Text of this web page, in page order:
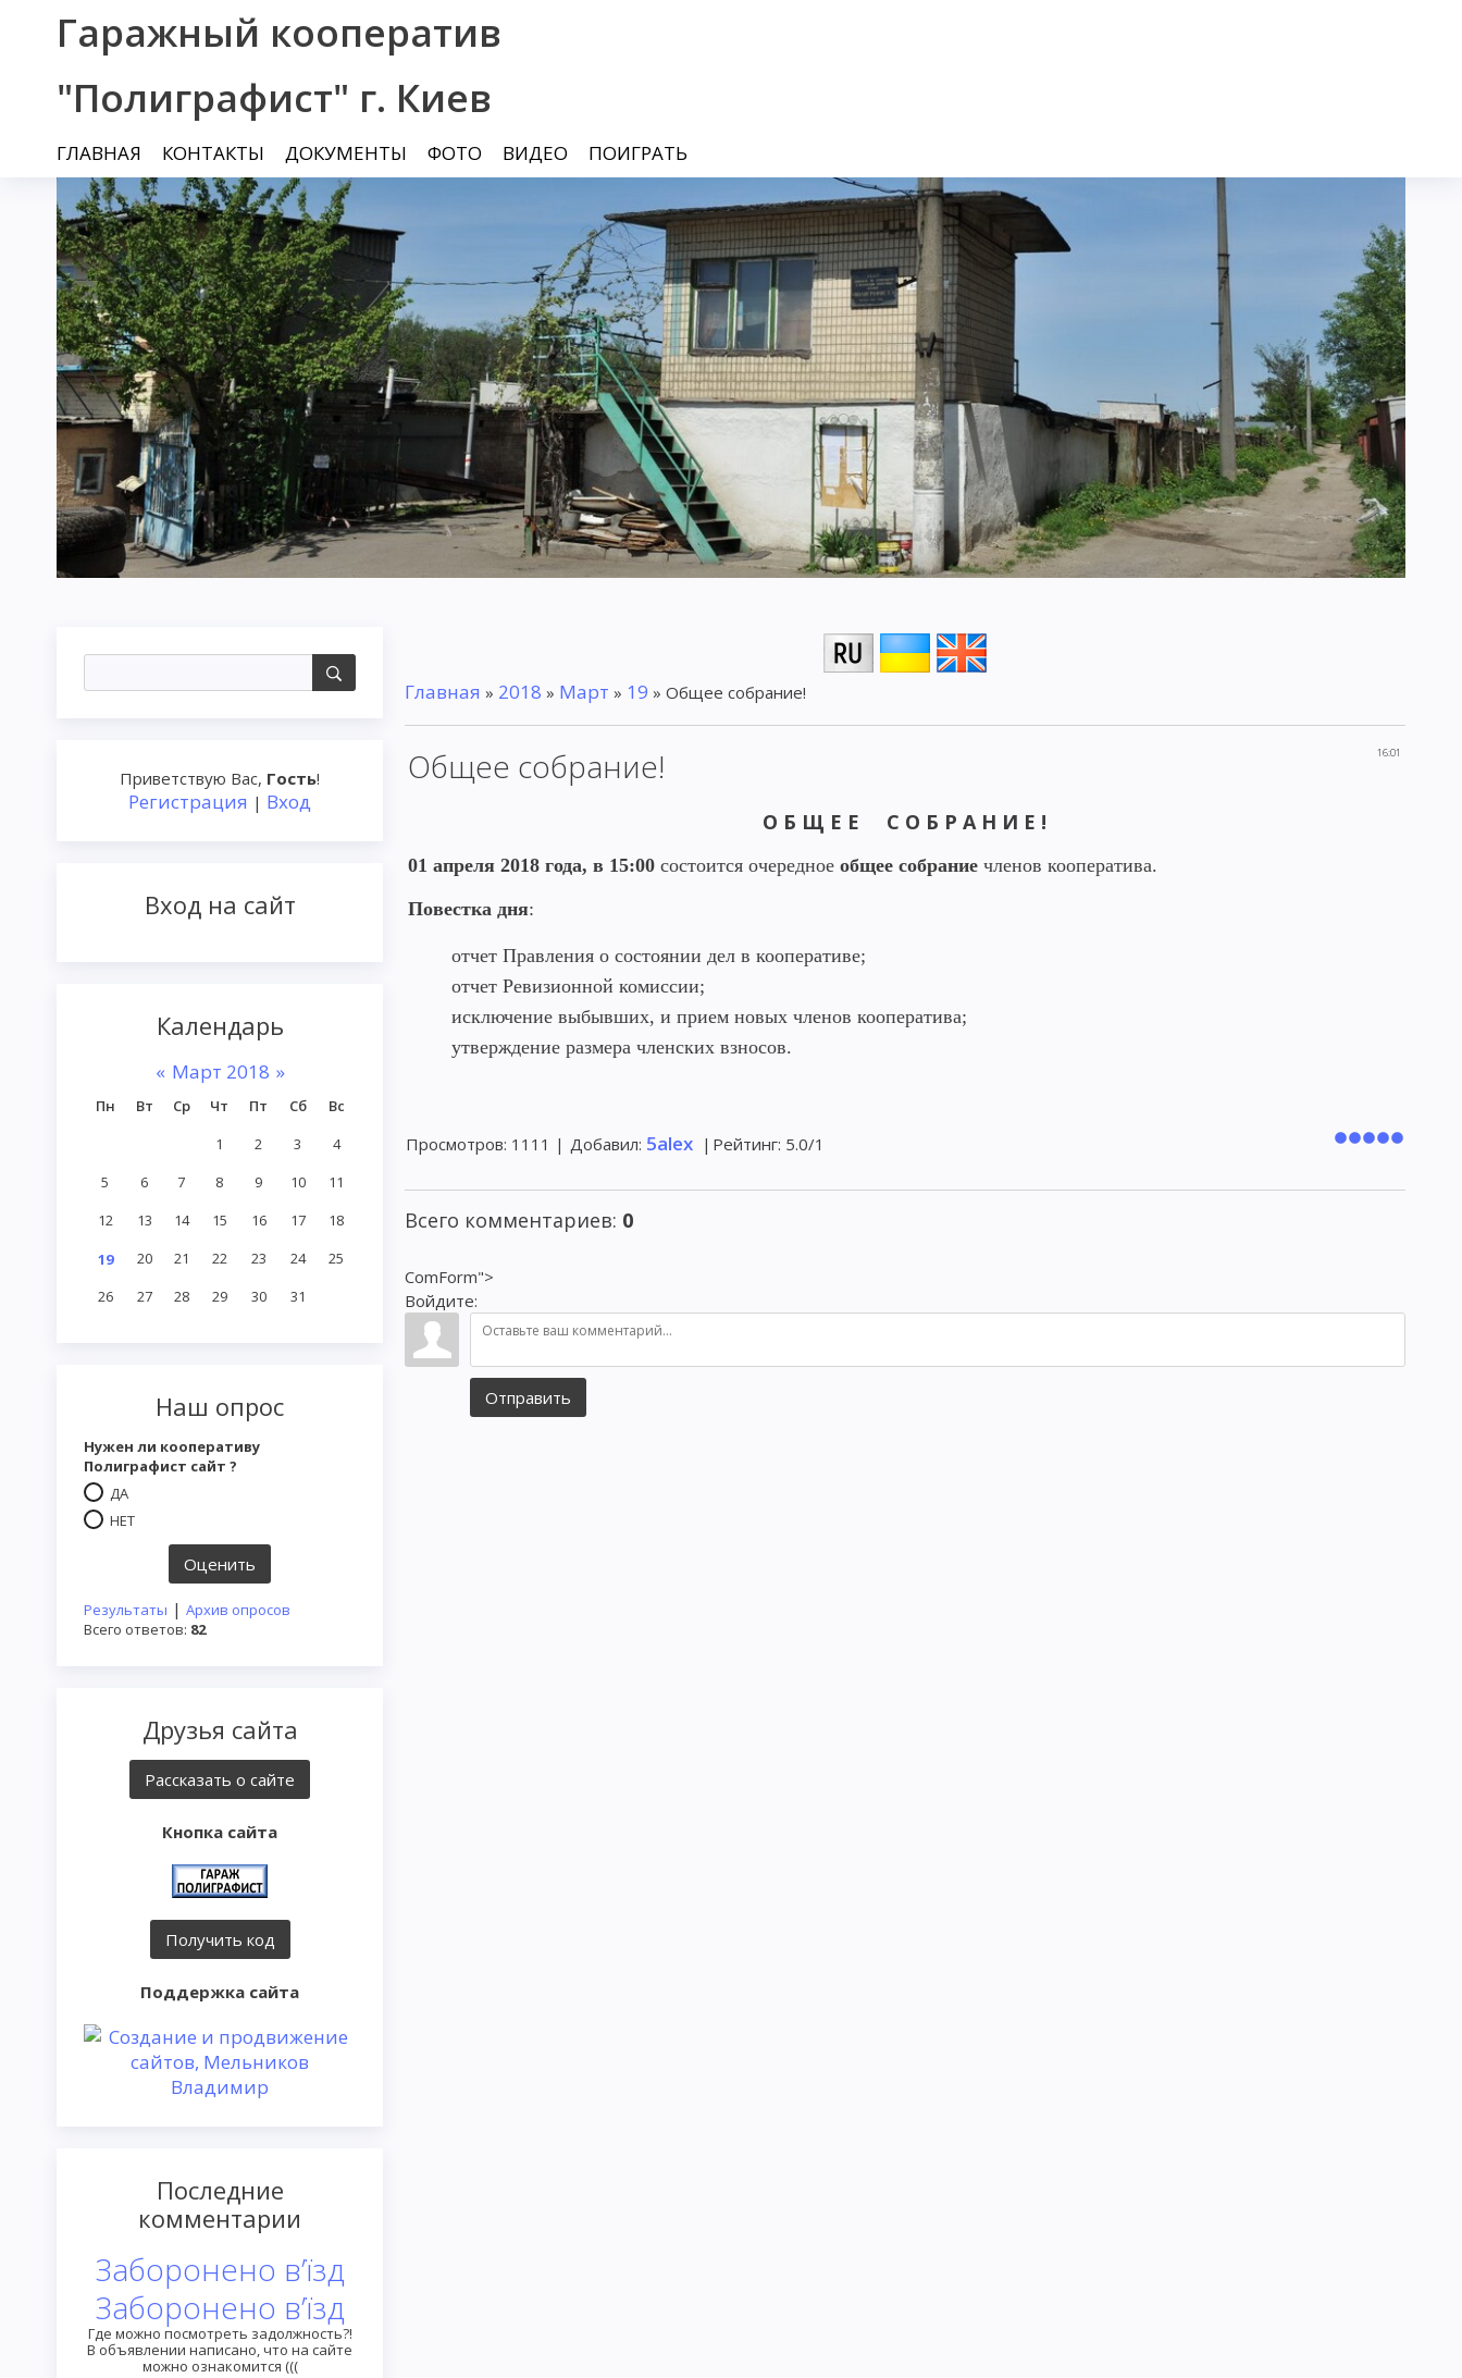
Гаражный кооператив
"Полиграфист" г. Киев
ГЛАВНАЯ КОНТАКТЫ ДОКУМЕНТЫ ФОТО ВИДЕО ПОИГРАТЬ
Приветствую Вас, Гость!
Регистрация | Вход
Вход на сайт
Календарь
« Март 2018 »
Пн Вт Ср Чт Пт Сб
Вс
1
2 3
4
5
6 7 8 9 10
11
12
13 14 15 16 17
18
19
20 21 22 23 24
25
26
27 28 29 30 31
Наш опрос
Нужен ли кооперативу
Полиграфист сайт ?
ДА
НЕТ
Результаты | Архив опросов
Всего ответов: 82
Друзья сайта
Кнопка сайта
Поддержка сайта
Последние
комментарии
Заборонено в’їзд
Заборонено в’їзд
Где можно посмотреть задолжность?!
В объявлении написано, что на сайте
можно ознакомится (((
Главная » 2018 » Март » 19 » Общее собрание!
16:01
Общее собрание!
О Б Щ Е Е С О Б Р А Н И Е !
01 апреля 2018 года, в 15:00 состоится очередное общее собрание членов кооператива.
Повестка дня:
отчет Правления о состоянии дел в кооперативе;
отчет Ревизионной комиссии;
исключение выбывших, и прием новых членов кооператива;
утверждение размера членских взносов.
Просмотров: 1111 | Добавил: 5alex | Рейтинг: 5.0/1
Всего комментариев: 0
ComForm">
Войдите:
Отправить